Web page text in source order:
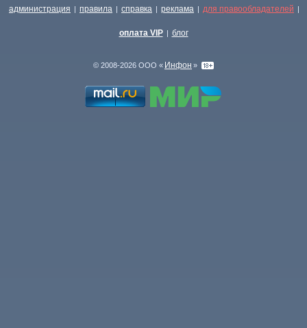
администрация | правила | справка | реклама | для правообладателей |
оплата VIP | блог
© 2008-2026 ООО « Инфон »